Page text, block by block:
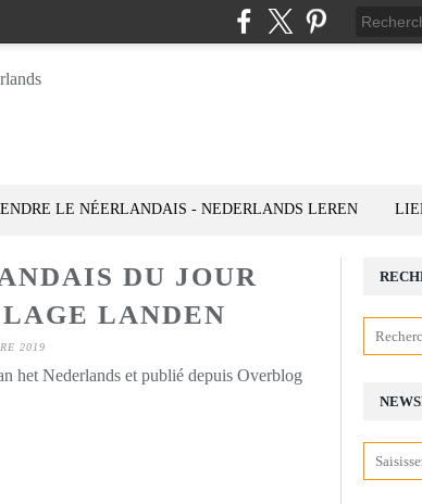
LE NÉERLANDAIS - NEDERLANDS LEREN
DU JOUR
LANDEN
2019
het Nederlands et publié depuis Overblog